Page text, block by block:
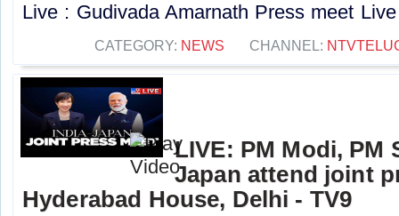
Live : Gudivada Amarnath Press meet
CATEGORY: NEWS CHANNEL:
LIVE: PM Modi, PM
Japan attend joint
Hyderabad House, Delhi - TV9